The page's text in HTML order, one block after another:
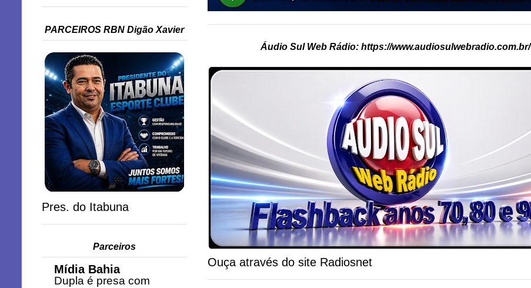
Áudio Sul Web Rádio: https://www.audiosulwebradio.com.br/
Ouça através do site Radiosnet
PARCEIROS RBN Digão Xavier
Pres. do Itabuna
Parceiros
Mídia Bahia
Dupla é presa com